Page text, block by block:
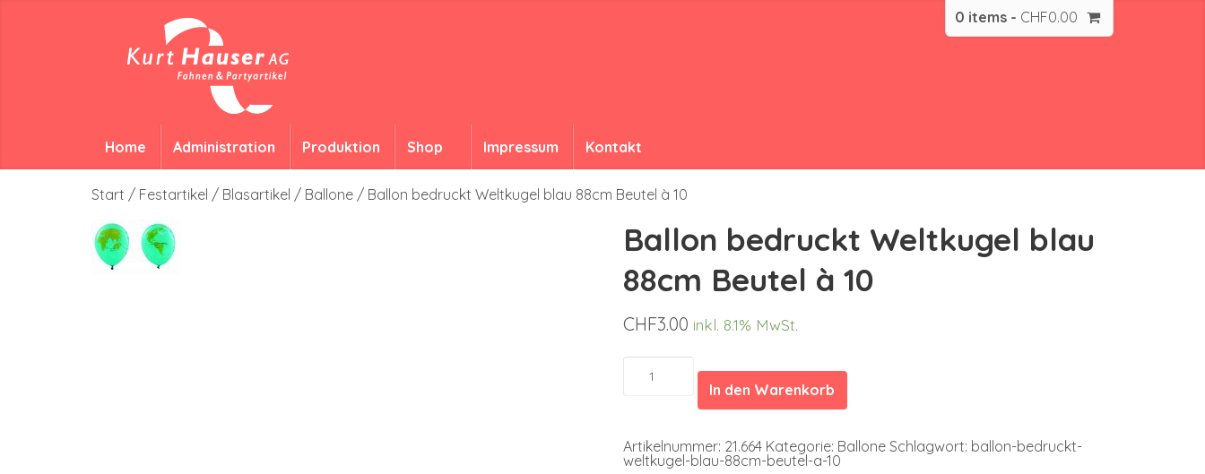
0 items - CHF0.00
Home Administration Produktion Shop Impressum Kontakt
Start / Festartikel / Blasartikel / Ballone / Ballon bedruckt Weltkugel blau 88cm Beutel à 10
Ballon bedruckt Weltkugel blau
88cm Beutel à 10
CHF3.00 inkl. 8.1% MwSt.
Ballon
bedruckt
Weltkugel
à
10
In den Warenkorb
Artikelnummer: 21.664 Kategorie: Ballone Schlagwort: ballon-bedruckt-
weltkugel-blau-88cm-beutel-a-10